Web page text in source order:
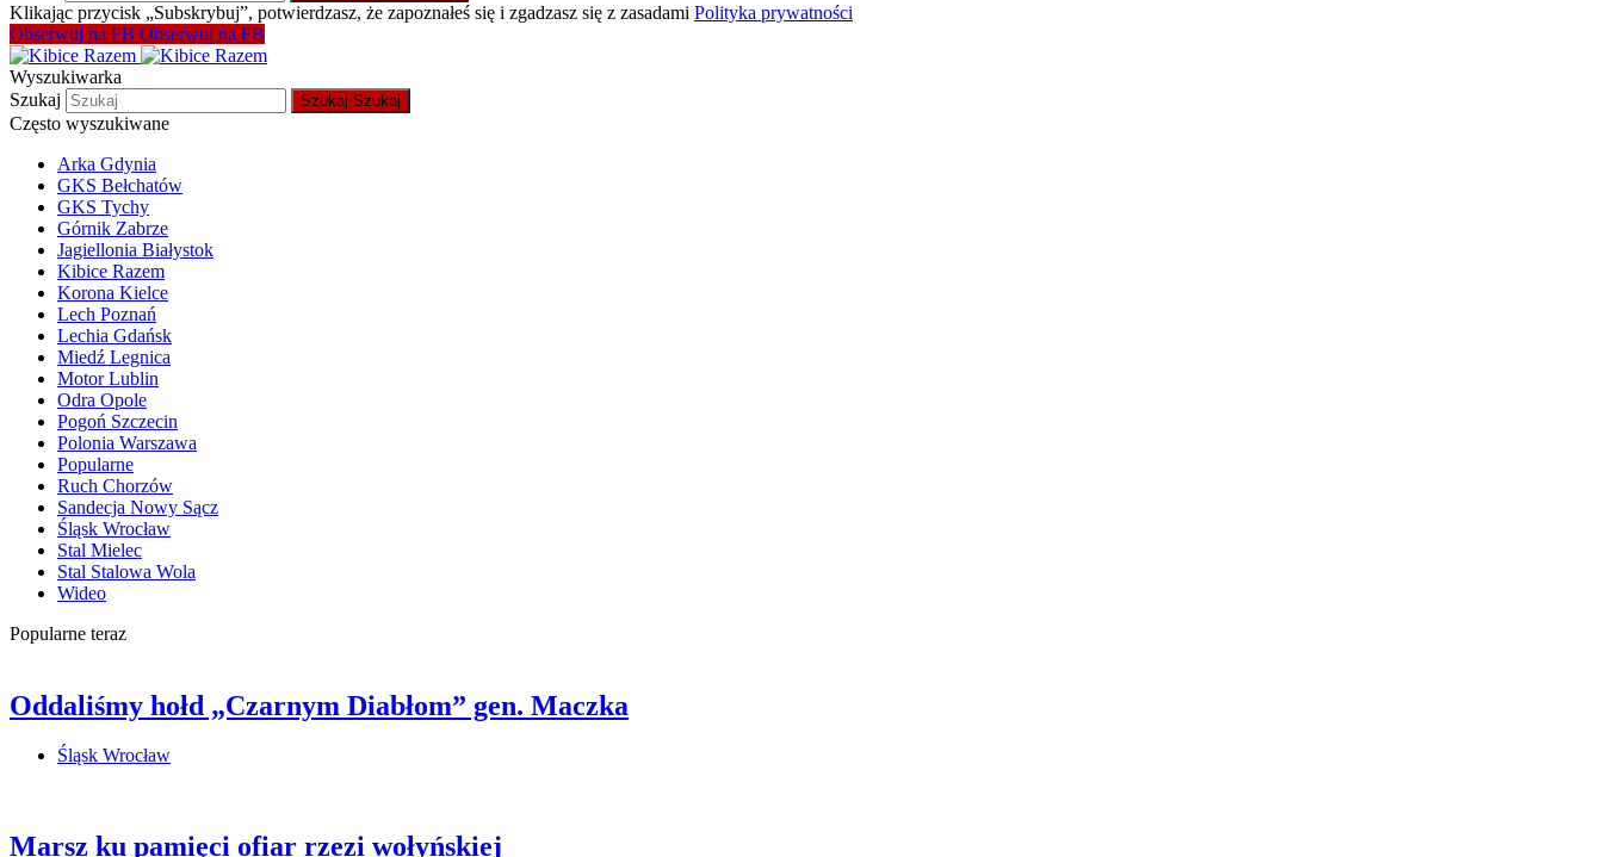
Klikając przycisk „Subskrybuj”, potwierdzasz, że zapoznałeś się i zgadzasz się z zasadami Polityka prywatności
Obserwuj na FB Obserwuj na FB
Wyszukiwarka
Szukaj
Szukaj Szukaj
Często wyszukiwane
Arka Gdynia
GKS Bełchatów
GKS Tychy
Górnik Zabrze
Jagiellonia Białystok
Kibice Razem
Korona Kielce
Lech Poznań
Lechia Gdańsk
Miedź Legnica
Motor Lublin
Odra Opole
Pogoń Szczecin
Polonia Warszawa
Popularne
Ruch Chorzów
Sandecja Nowy Sącz
Śląsk Wrocław
Stal Mielec
Stal Stalowa Wola
Wideo
Popularne teraz
Oddaliśmy hołd „Czarnym Diabłom” gen. Maczka
Śląsk Wrocław
Marsz ku pamięci ofiar rzezi wołyńskiej